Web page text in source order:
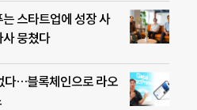
스타트업에 성장 사
뭉쳤다
다…블록체인으로 라오